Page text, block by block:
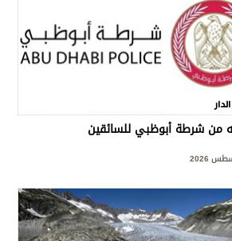
من شرطة أبوظبي للسائقين